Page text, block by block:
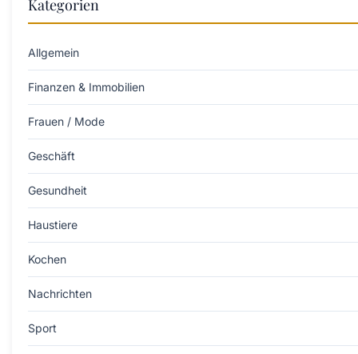
Kategorien
Allgemein
Finanzen & Immobilien
Frauen / Mode
Geschäft
Gesundheit
Haustiere
Kochen
Nachrichten
Sport